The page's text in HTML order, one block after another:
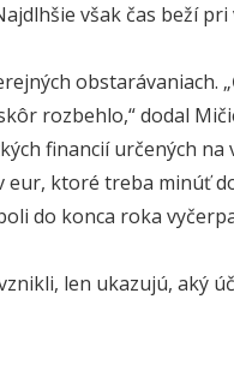
však čas beží pri
obstarávaniach.
rozbehlo,“ dodal
financií určených na
eur, ktoré treba minúť
do konca roka
len ukazujú, aký